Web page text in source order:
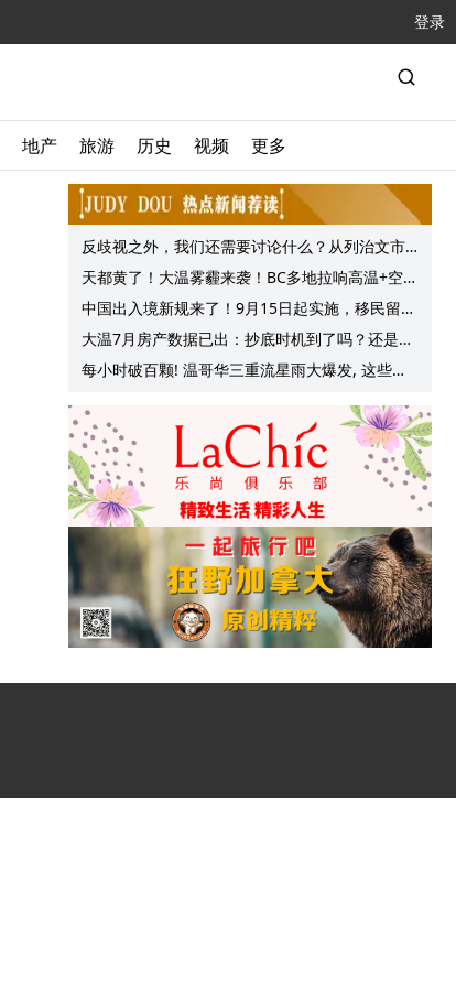
登录
地产 旅游 历史 视频 更多
反歧视之外，我们还需要讨论什么？从列治文市
议会一项动议谈起
天都黄了！大温雾霾来袭！BC多地拉响高温+空气
质量预警 最高可达35°C！
中国出入境新规来了！9月15日起实施，移民留学
中介迎来最强监管！
大温7月房产数据已出：抄底时机到了吗？还是再
等等？他们这么建议的
每小时破百颗! 温哥华三重流星雨大爆发, 这些最